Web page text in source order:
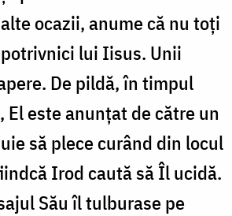
ocazii, anume că nu toți
lui Iisus. Unii
De pildă, în timpul
El este anunțat de către un
să plece curând din locul
Irod caută să Îl ucidă.
Său îl tulburase pe